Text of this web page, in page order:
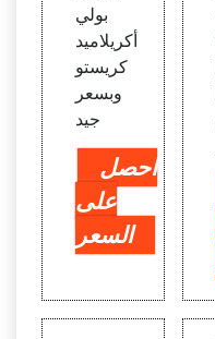
بولي
أكريلاميد
كريستو
وبسعر
جيد
احصل
على
السعر